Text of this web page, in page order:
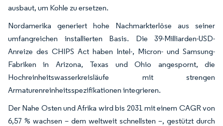
ausbaut, um Kohle zu ersetzen.
Nordamerika generiert hohe Nachmarkterlöse aus seiner
umfangreichen installierten Basis. Die 39-Milliarden-USD-
Anreize des CHIPS Act haben Intel-, Micron- und Samsung-
Fabriken in Arizona, Texas und Ohio angespornt, die
Hochreinheitswasserkreisläufe mit strengen
Armaturenreinheitsspezifikationen integrieren.
Der Nahe Osten und Afrika wird bis 2031 mit einem CAGR von
6,57 % wachsen – dem weltweit schnellsten –, gestützt durch